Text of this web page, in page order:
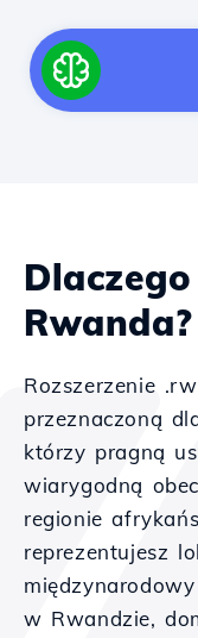
Rwanda?
Rozszerzenie
przeznaczoną
którzy pragną
wiarygodną
regionie
reprezentujesz
w Rwandzie,